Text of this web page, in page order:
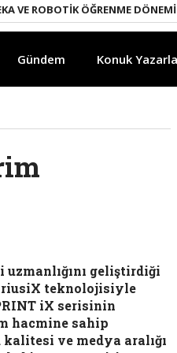
ROBOTIK ÖĞRENME DÖNEMI
Gündem Konuk
geliştirdiği
teknolojisiyle
iX serisinin
hacmine sahip
ve medya aralığı